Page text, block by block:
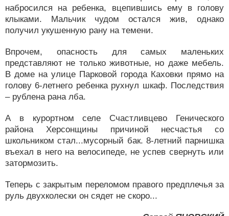
набросился на ребенка, вцепившись ему в голову
клыками. Мальчик чудом остался жив, однако
получил укушенную рану на темени.
Впрочем, опасность для самых маленьких
представляют не только животные, но даже мебель.
В доме на улице Парковой города Каховки прямо на
голову 6-летнего ребенка рухнул шкаф. Последствия
– рублена рана лба.
А в курортном селе Счастливцево Генического
района Херсонщины причиной несчастья со
школьником стал...мусорный бак. 8-летний парнишка
въехал в него на велосипеде, не успев свернуть или
затормозить.
Теперь с закрытым переломом правого предплечья за
руль двухколески он сядет не скоро...